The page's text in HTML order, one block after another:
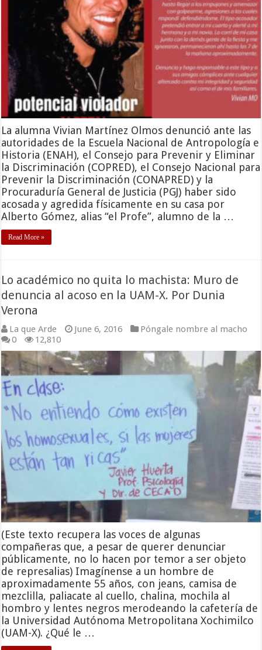
La alumna Vivian Martínez Olmos denunció ante las
autoridades de la Escuela Nacional de Antropología e
Historia (ENAH), el Consejo para Prevenir y Eliminar
la Discriminación (COPRED), el Consejo Nacional para
Prevenir la Discriminación (CONAPRED) y la
Procuraduría General de Justicia (PGJ) haber sido
acosada y agredida físicamente en su casa por
Alberto Gómez, alias “el Profe”, alumno de la …
Read More »
Lo académico no quita lo machista: Muro de
denuncia al acoso en la UAM-X. Por Dunia
Verona
La que Arde June 6, 2016
Póngale nombre al macho
0
12,810
(Este texto recupera las voces de algunas
compañeras que, a pesar de querer denunciar
públicamente, no lo hacen por temor a ser objeto
de represalias) Imagínense a un hombre de
aproximadamente 55 años, con jeans, camisa de
mezclilla, paliacate al cuello, chalina, mochila al
hombro y lentes negros merodeando la cafetería de
la Universidad Autónoma Metropolitana Xochimilco
(UAM-X). ¿Qué le …